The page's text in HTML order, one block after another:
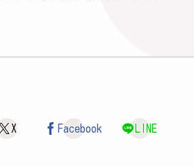
X Facebook LINE